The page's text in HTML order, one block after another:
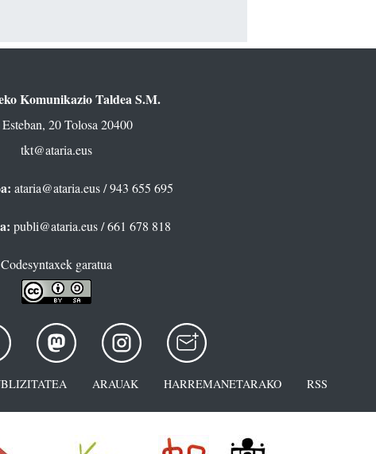
Komunikazio Taldea S.M.
20 Tolosa 20400
tkt@ataria.eus
ataria@ataria.eus/ 943 655 695
publi@ataria.eus/ 661 678 818
Codesyntaxek garatua
ARAUAK HARREMANETARAKO RSS